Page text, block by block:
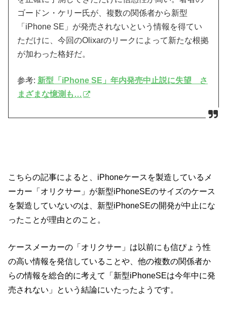
ゴードン・ケリー氏が、複数の関係者から新型
「iPhone SE」が発売されないという情報を得てい
ただけに、今回のOlixarのリークによって新たな根拠
が加わった格好だ。
参考: 新型「iPhone SE」年内発売中止説に失望 さ
まざまな憶測も…
こちらの記事によると、iPhoneケースを製造しているメ
ーカー「オリクサー」が新型iPhoneSEのサイズのケース
を製造していないのは、新型iPhoneSEの開発が中止にな
ったことが理由とのこと。
ケースメーカーの「オリクサー」は以前にも信ぴょう性
の高い情報を発信していることや、他の複数の関係者か
らの情報を総合的に考えて「新型iPhoneSEは今年中に発
売されない」という結論にいたったようです。